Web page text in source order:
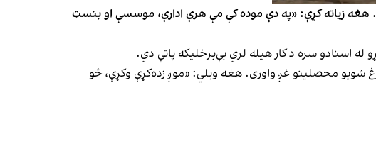
تراوسه پورې یې دنده نه‌ده موندلې. هغه زیاته کړې: «په دې موده کې مې هرې ادارې، موسسې او بنسټ
له اسنادو سره د کار هیله لري بې‌برخلیکه پاتې دي.
شویو محصلینو غږ واوری. هغه ویلي: «موږ زده‌کړې وکړې، څو